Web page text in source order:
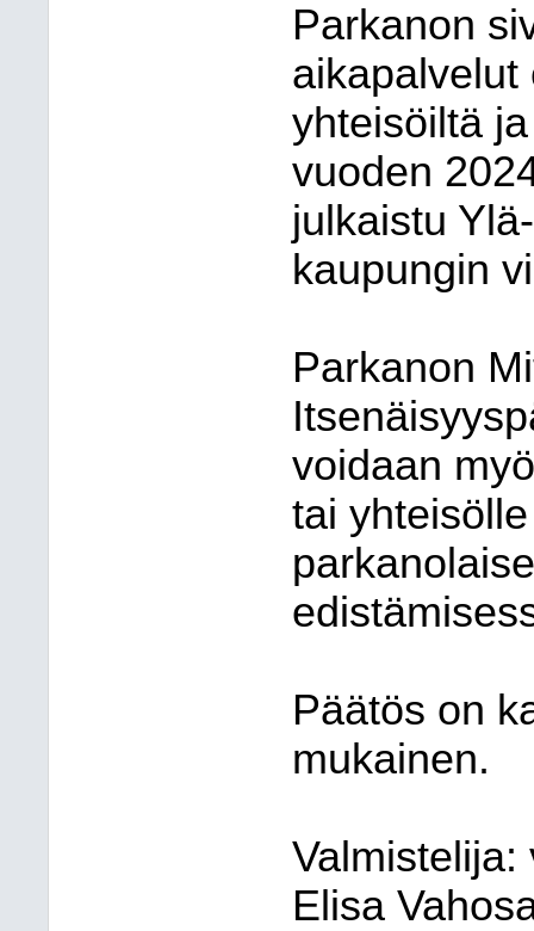
Parkanon
aikapalvelut
yhteisöiltä
vuoden
julkaistu
kaupungin
Parkanon
voidaan
tai
Päätös on
mukainen.
Valmistelija:
Elisa